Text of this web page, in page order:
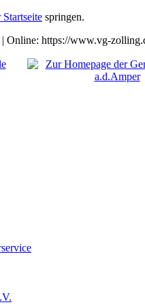
Startseite springen.
| Online: https://www.vg-